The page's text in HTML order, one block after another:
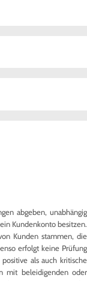
abgeben, unabhängig
Kundenkonto besitzen.
Kunden stammen, die
erfolgt keine Prüfung
als auch kritische
mit beleidigenden oder